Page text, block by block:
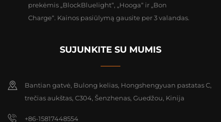
prekėmis „BlockBluelight“, „Hooga“ ir „Bon
Charge“. Kainos pasiūlymą gausite per 3 valandas.
SUJUNKITE SU MUMIS
Bantian gatvė, Bulong kelias, Hongshengyuan pastatas C,
trečias aukštas, C304, Šenzhenas, Guedžou, Kinija
+86-15817448554